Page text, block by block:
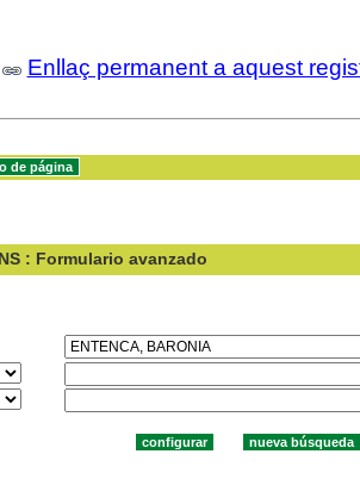
Enllaç permanent a aquest
: Formulario avanzado